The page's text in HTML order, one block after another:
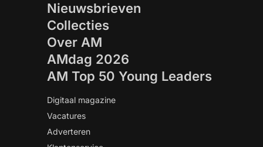
Nieuwsbrieven
Collecties
Over AM
AMdag 2026
AM Top 50 Young Leaders
Digitaal magazine
Vacatures
Adverteren